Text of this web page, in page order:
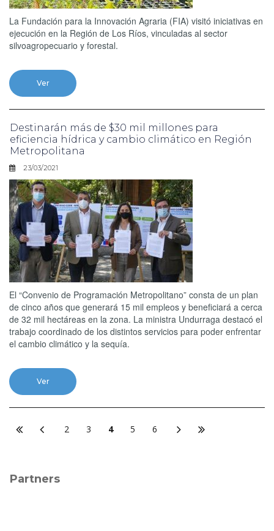
La Fundación para la Innovación Agraria (FIA) visitó iniciativas en
ejecución en la Región de Los Ríos, vinculadas al sector
silvoagropecuario y forestal.
Ver
Destinarán más de $30 mil millones para
eficiencia hídrica y cambio climático en Región
Metropolitana
23/03/2021
El “Convenio de Programación Metropolitano” consta de un plan
de cinco años que generará 15 mil empleos y beneficiará a cerca
de 32 mil hectáreas en la zona. La ministra Undurraga destacó el
trabajo coordinado de los distintos servicios para poder enfrentar
el cambio climático y la sequía.
Ver
2 3 4 5 6
Partners